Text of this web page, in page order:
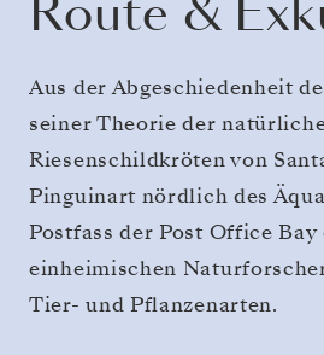
Aus der Abgeschiedenheit
seiner Theorie der
Riesenschildkröten von
Pinguinart nördlich des
Postfass der Post Office
einheimischen
Tier- und Pflanzenarten.